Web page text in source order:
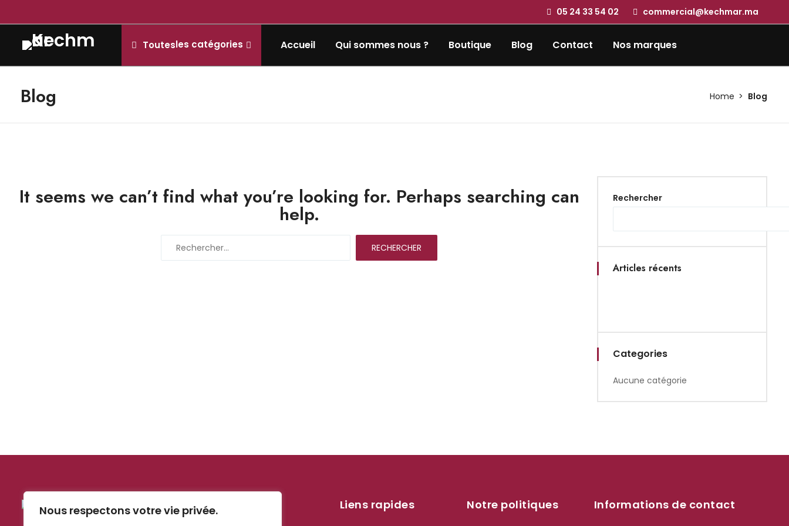
Nous respectons votre vie privée.
05 24 33 54 02 commercial@kechmar.ma
Toutesles catégories Accueil Qui sommes nous ? Boutique Blog Contact Nos marques
Blog Home Blog
It seems we can’t find what you’re looking for. Perhaps searching can
help.
Rechercher
Articles récents
Categories
Aucune catégorie
Liens rapides Notre politiques Informations de contact